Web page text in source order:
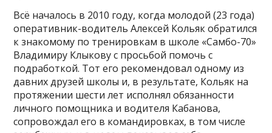
Всё началось в 2010 году, когда молодой (23 года)
оперативник-водитель Алексей Кольяк обратился
к знакомому по тренировкам в школе «Самбо-70»
Владимиру Клыкову с просьбой помочь с
подработкой. Тот его рекомендовал одному из
давних друзей школы и, в результате, Кольяк на
протяжении шести лет исполнял обязанности
личного помощника и водителя Кабанова,
сопровождал его в командировках, в том числе